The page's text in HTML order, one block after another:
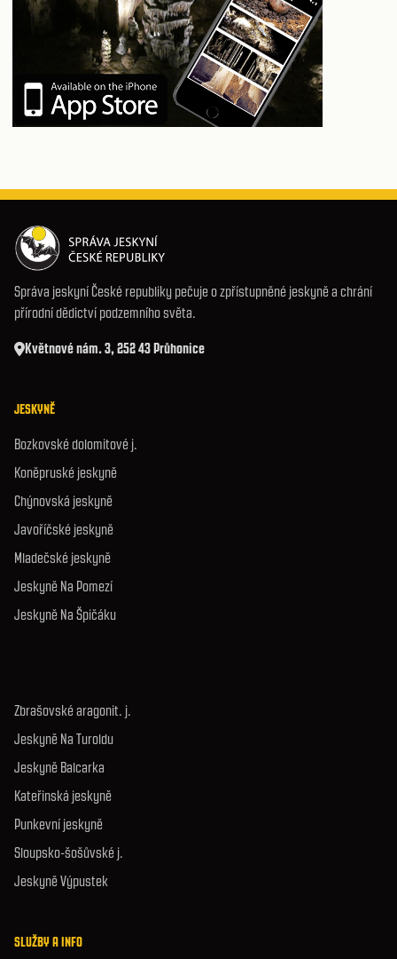
Správa jeskyní České republiky pečuje o zpřístupněné jeskyně a chrání
přírodní dědictví podzemního světa.
Květnové nám. 3, 252 43 Průhonice
JESKYNĚ
Bozkovské dolomitové j.
Koněpruské jeskyně
Chýnovská jeskyně
Javoříčské jeskyně
Mladečské jeskyně
Jeskyně Na Pomezí
Jeskyně Na Špičáku
Zbrašovské aragonit. j.
Jeskyně Na Turoldu
Jeskyně Balcarka
Kateřinská jeskyně
Punkevní jeskyně
Sloupsko-šošůvské j.
Jeskyně Výpustek
SLUŽBY A INFO